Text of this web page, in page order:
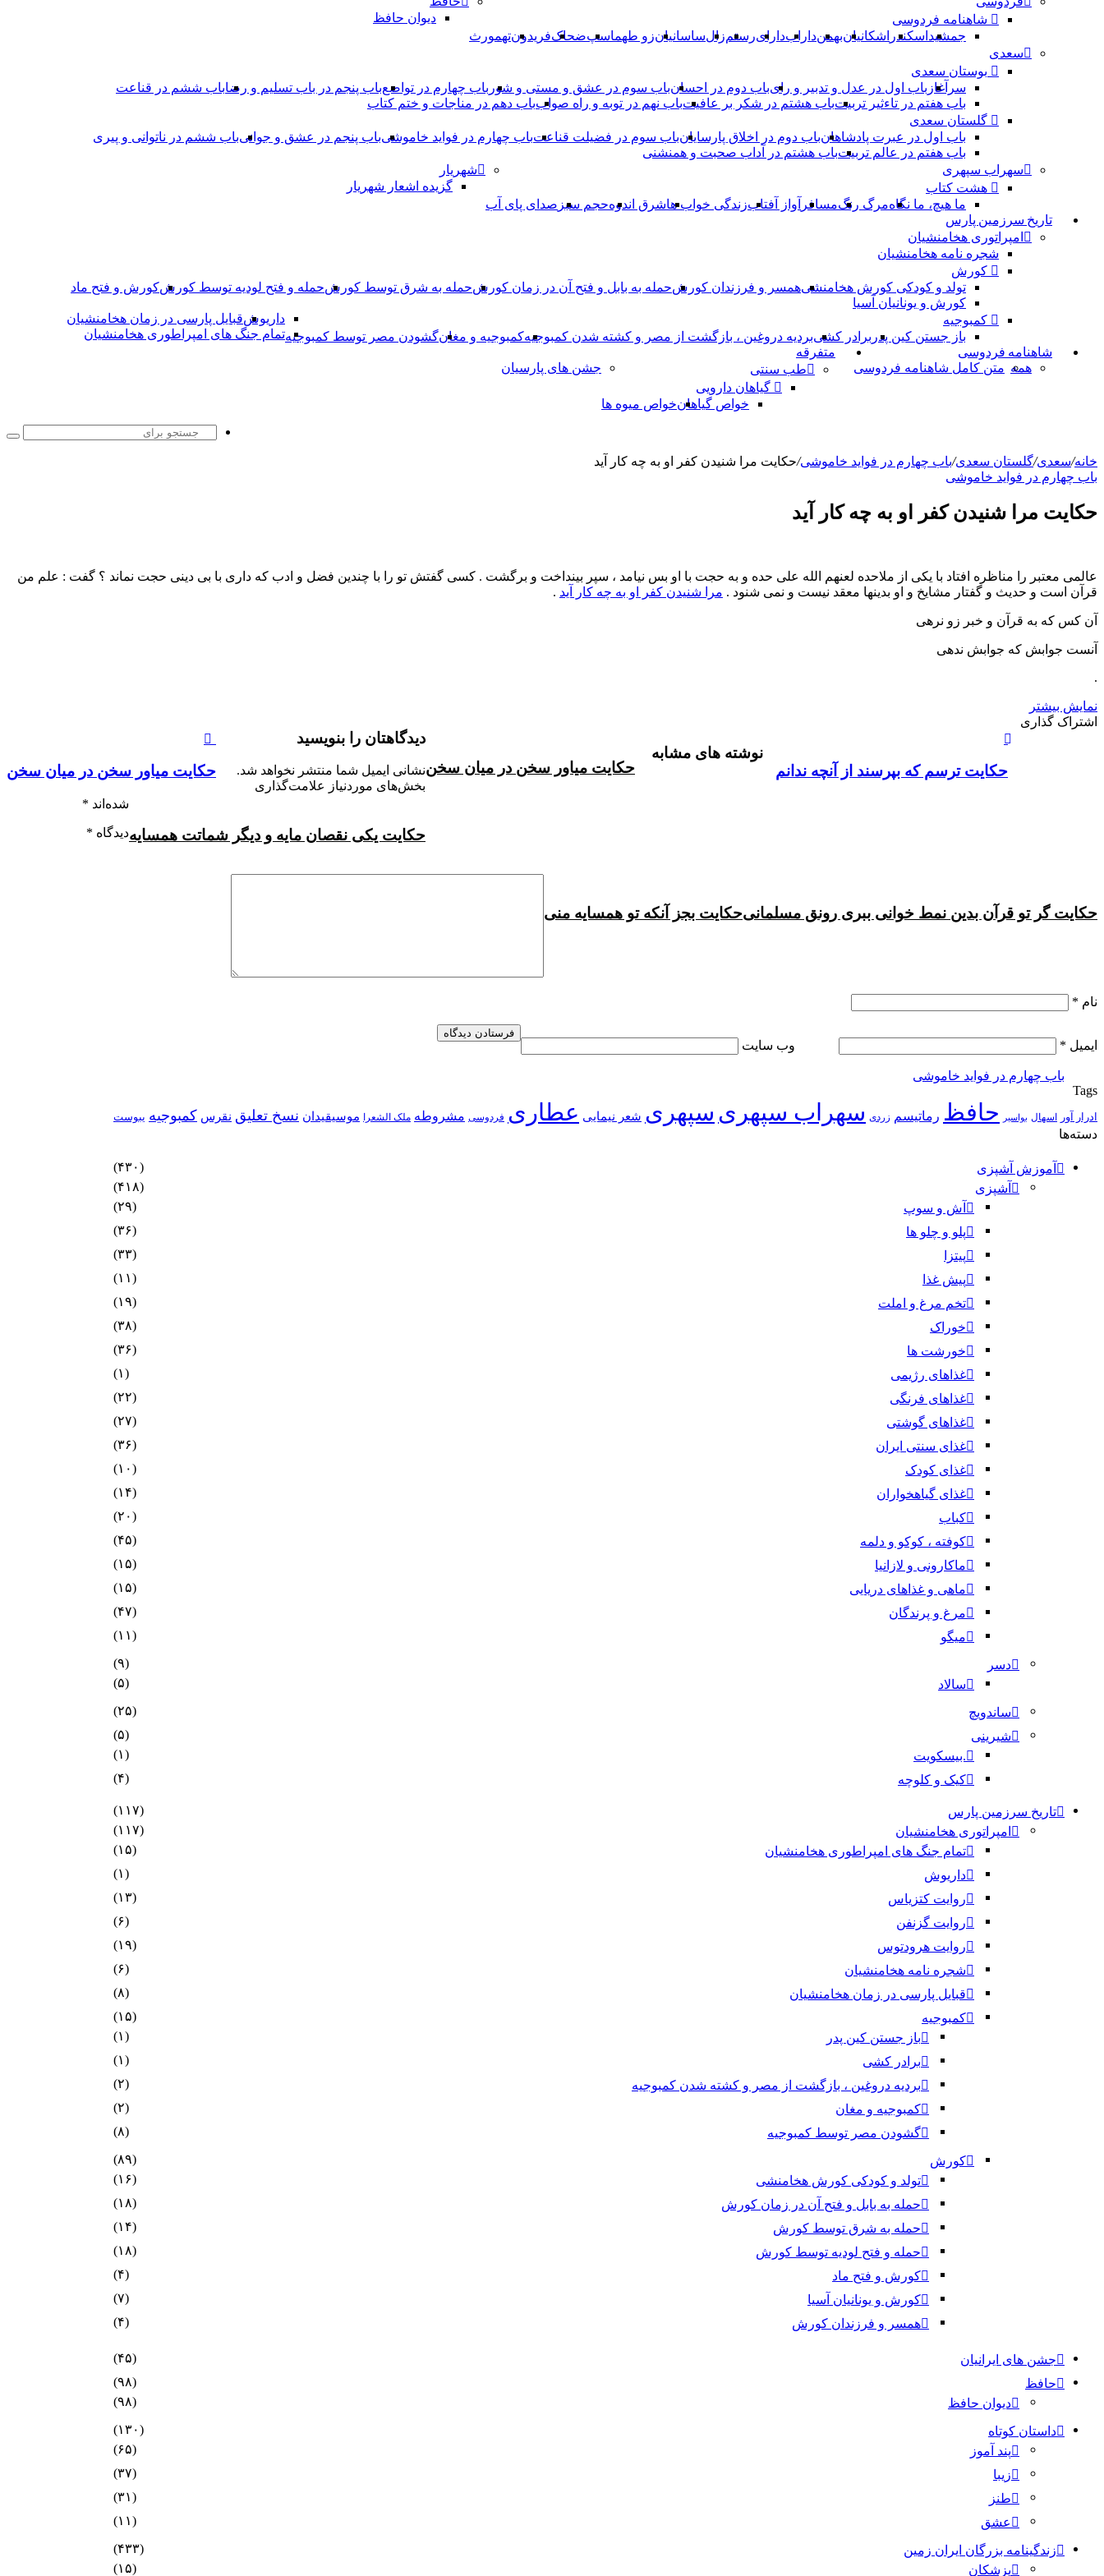
شاهنامه فردوسی
جمشید اسکندر اشکانیانبهمندارابدارایرستمزالساسانیانزو طهماسپ‏ضحاکفریدونتهمورث
دیوان حافظ
سعدی
بوستان سعدی
سرآغاز باب اول در عدل و تدبیر و رایباب دوم در احسانباب سوم در عشق و مستی و شور باب چهارم در تواضعباب پنجم در باب تسلیم و رضاباب ششم در قناعت
باب هفتم در تاءثیر تربیتباب هشتم در شکر بر عافیتباب نهم در توبه و راه صوابباب دهم در مناجات و ختم کتاب
گلستان سعدی
باب اول در عبرت پادشاهانباب دوم در اخلاق پارسایانباب سوم در فضیلت قناعتباب چهارم در فواید خاموشىباب پنجم در عشق و جوانىباب ششم در ناتوانى و پیرى
باب هفتم در عالم تربیتباب هشتم در آداب صحبت و همنشنى
سهراب سپهری
هشت کتاب
ما هیچ، ما نگاهمرگ رنگمسافر آواز آفتابزندگی خواب هاشرق اندوهحجم سبز صدای پای آب
شهریار
گزیده اشعار شهریار
تاریخ سرزمین پارس
امپراتوری هخامنشیان
شجره نامه هخامنشیان
کورش
تولد و کودکی کورش هخامنشیهمسر و فرزندان کورشحمله به بابل و فتح آن در زمان کورشحمله به شرق توسط کورشحمله و فتح لودیه توسط کورشکورش و فتح ماد
کورش و یونانیان آسیا
کمبوجیه
باز جستن کین پدر برادر کشیبردیه دروغین ، بازگشت از مصر و کشته شدن کمبوجیهکمبوجیه و مغانگشودن مصر توسط کمبوجیه
داریوشقبایل پارسی در زمان هخامنشیان
تمام جنگ های امپراطوری هخامنشیان
شاهنامه فردوسی
همه متن کامل شاهنامه فردوسی
متفرقه
طب سنتی
گیاهان دارویی
خواص گیاهانخواص میوه ها
جشن های پارسیان
خانه/سعدی/گلستان سعدی/باب چهارم در فوايد خاموشى/حکایت مرا شنیدن کفر او به چه کار آید
باب چهارم در فوايد خاموشى
حکایت مرا شنیدن کفر او به چه کار آید
عالمی معتبر را مناظره افتاد با یکی از ملاحده لعنهم الله علی حده و به حجت با او بس نیامد ، سپر بینداخت و برگشت . کسی گفتش تو را با چندین فضل و ادب که داری با بی دینی حجت نماند ؟ گفت : علم من
قرآن است و حدیث و گفتار مشایخ و او بدینها معقد نیست و نمی شنود . مرا شنیدن کفر او به چه کار آید .
آن کس که به قرآن و خبر زو نرهى
آنست جوابش که جوابش ندهى
.
نمایش بیشتر
اشتراک گذاری
بوک
آپ
گذاری
طریق
ایمیل
حکايت ترسم که بپرسند از آنچه ندانم حکايت مياور سخن در ميان سخن
نوشته های مشابه
حکایت میاور سخن در میان سخن
حکایت یکی نقصان مایه و دیگر شماتت همسایه
حکایت گر تو قرآن بدین نمط خوانی ببرى رونق مسلمانىحکایت بجز آنکه تو همسایه منی
دیدگاهتان را بنویسید
نشانی ایمیل شما منتشر نخواهد شد.
بخش‌های موردنیاز علامت‌گذاری
شده‌اند *
دیدگاه *
نام *
ایمیل * وب‌ سایت
باب چهارم در فوايد خاموشى
Tags
ادرار آور اسهال بواسیر حافظ رماتیسم زردی سهراب سپهری سپهری شعر نیمایی عطاری فردوسی مشروطه ملک الشعرا موسیقیدان نسخ تعلیق نقرس کمبوجیه یبوست
دسته‌ها
آموزش آشپزی
(۴۳۰)
آشپزی
(۴۱۸)
آش و سوپ
(۲۹)
پلو و چلو ها
(۳۶)
پیتزا
(۳۳)
پیش غذا
(۱۱)
تخم مرغ و املت
(۱۹)
خوراک
(۳۸)
خورشت ها
(۳۶)
غذاهای رژیمی
(۱)
غذاهای فرنگی
(۲۲)
غذاهای گوشتی
(۲۷)
غذای سنتی ایران
(۳۶)
غذای کودک
(۱۰)
غذای گیاهخواران
(۱۴)
کباب
(۲۰)
کوفته ، کوکو و دلمه
(۴۵)
ماکارونی و لازانیا
(۱۵)
ماهی و غذاهای دریایی
(۱۵)
مرغ و پرندگان
(۴۷)
میگو
(۱۱)
دسر
(۹)
سالاد
(۵)
ساندویچ
(۲۵)
شیرینی
(۵)
.بیسکویت
(۱)
کیک و کلوچه
(۴)
تاریخ سرزمین پارس
(۱۱۷)
امپراتوری هخامنشیان
(۱۱۷)
تمام جنگ های امپراطوری هخامنشیان
(۱۵)
داریوش
(۱)
روایت کتزیاس
(۱۳)
روایت گزنفن
(۶)
روایت هرودتوس
(۱۹)
شجره نامه هخامنشیان
(۶)
قبایل پارسی در زمان هخامنشیان
(۸)
کمبوجیه
(۱۵)
باز جستن کین پدر
(۱)
برادر کشی
(۱)
بردیه دروغین ، بازگشت از مصر و کشته شدن کمبوجیه
(۲)
کمبوجیه و مغان
(۲)
گشودن مصر توسط کمبوجیه
(۸)
کورش
(۸۹)
تولد و کودکی کورش هخامنشی
(۱۶)
حمله به بابل و فتح آن در زمان کورش
(۱۸)
حمله به شرق توسط کورش
(۱۴)
حمله و فتح لودیه توسط کورش
(۱۸)
کورش و فتح ماد
(۴)
کورش و یونانیان آسیا
(۷)
همسر و فرزندان کورش
(۴)
جشن های ایرانیان
(۴۵)
حافظ
(۹۸)
دیوان حافظ
(۹۸)
داستان کوتاه
(۱۳۰)
پند آموز
(۶۵)
زیبا
(۳۷)
طنز
(۳۱)
عشق
(۱۱)
زندگینامه بزرگان ایران زمین
(۴۳۳)
پزشکان
(۱۵)